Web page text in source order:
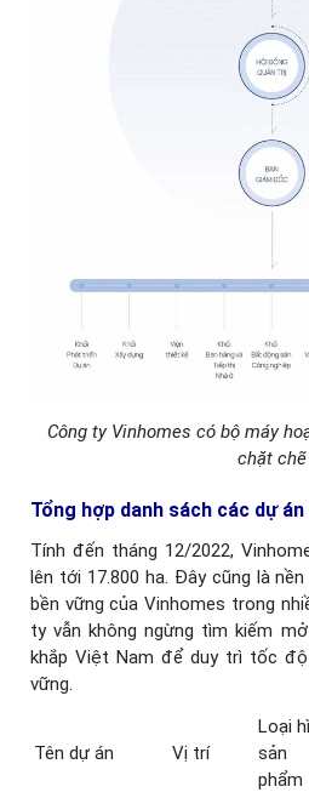
Công ty Vinhomes có bộ máy
chặt chẽ
Tổng hợp danh sách các dự
Tính đến tháng 12/2022,
lên tới 17.800 ha. Đây cũng là
bền vững của Vinhomes trong
ty vẫn không ngừng tìm kiếm
khắp Việt Nam để duy trì tốc
vững.
Tên dự án Vị trí
Loại
sản
phẩm